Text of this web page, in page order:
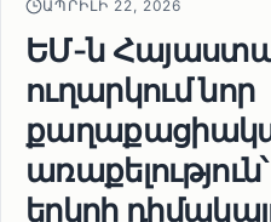
ԱՊՐԻԼԻ 22, 2026
ԵՄ-ն
ուղարկում նոր
երկրի